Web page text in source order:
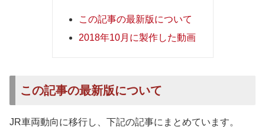
この記事の最新版について
2018年10月に製作した動画
この記事の最新版について
JR車両動向に移行し、下記の記事にまとめています。